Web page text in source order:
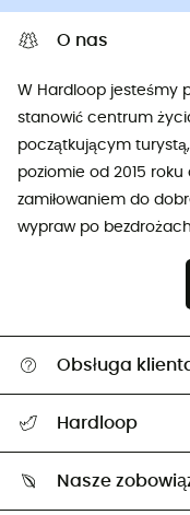
O nas
W Hardloop jesteśmy
stanowić centrum
początkującym
poziomie od 2015
zamiłowaniem do
wypraw po bezdrożach.
Obsługa
Zwrot artykułów i zwrot
Hardloop
Nasze